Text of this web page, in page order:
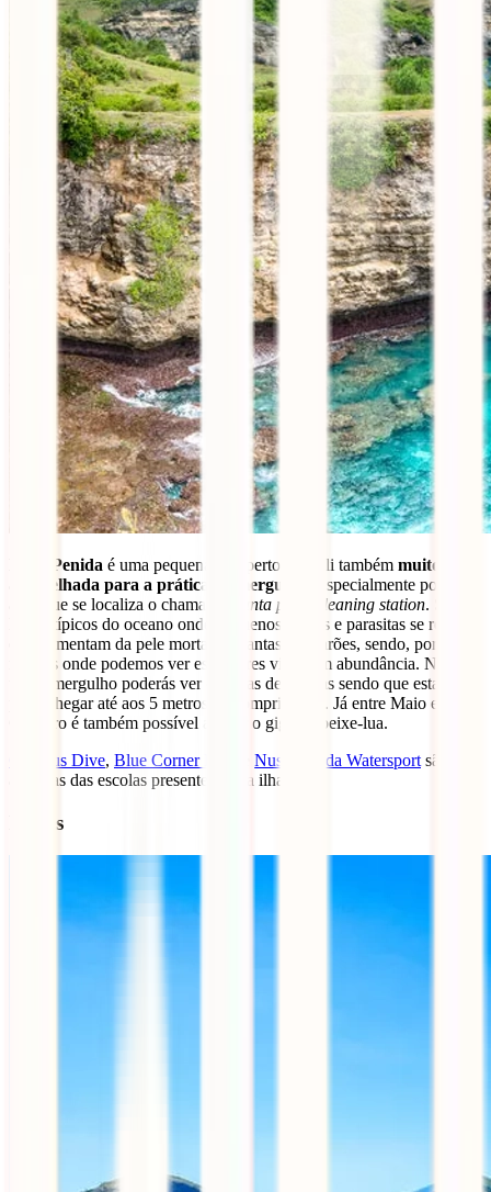
Nusa Penida é uma pequena ilha perto de Bali também muito
aconselhada para a prática de mergulho
. Especialmente porque é
aqui que se localiza o chamado
manta point cleaning station. São
locais típicos do oceano onde pequenos peixes e parasitas se reúnem
e se alimentam da pele morta de mantas e tubarões, sendo, portanto,
regiões onde podemos ver estes seres vivos em abundância. Num
único mergulho poderás ver dezenas de mantas sendo que estas
pode chegar até aos 5 metros de comprimento. Já entre Maio e
Outubro é também possível avistar o gigante peixe-lua.
Octopus Dive, Blue Corner Dive Nusa Penida Watersport são
algumas das escolas presentes nesta ilha.
Flores